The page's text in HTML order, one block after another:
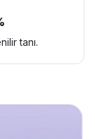
tanı.